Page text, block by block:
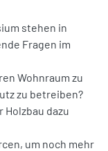
stehen in
Fragen im
Wohnraum zu
zu betreiben?
dazu
um noch mehr